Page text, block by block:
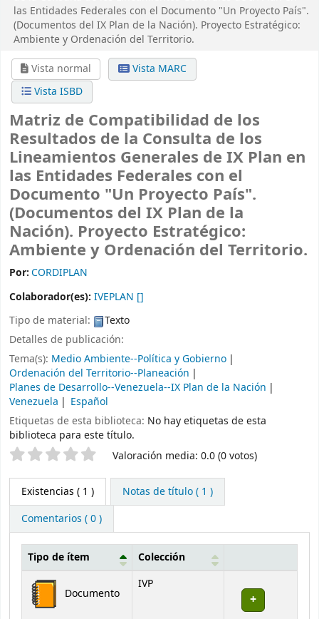
las Entidades Federales con el Documento "Un Proyecto País".
(Documentos del IX Plan de la Nación). Proyecto Estratégico:
Ambiente y Ordenación del Territorio.
Vista normal
Vista MARC
Vista ISBD
Matriz de Compatibilidad de los
Resultados de la Consulta de los
Lineamientos Generales de IX Plan en
las Entidades Federales con el
Documento "Un Proyecto País".
(Documentos del IX Plan de la
Nación). Proyecto Estratégico:
Ambiente y Ordenación del Territorio.
Por:CORDIPLAN
Colaborador(es): IVEPLAN []
Tipo de material:
Texto
Detalles de publicación:
Tema(s): Medio Ambiente--Política y Gobierno
Ordenación del Territorio--Planeación
Planes de Desarrollo--Venezuela--IX Plan de la Nación
Venezuela
Español
Etiquetas de esta biblioteca: No hay etiquetas de esta
biblioteca para este título.
Valoración Valoración media: 0.0 (0 votos)
Existencias ( 1 )
Notas de título ( 1 )
Comentarios ( 0 )
Existencias
Tipo de ítem Colección
Documento
IVP